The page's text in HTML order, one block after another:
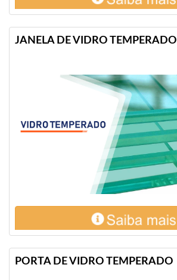
JANELA DE VIDRO TEMPERADO
PORTA DE VIDRO TEMPERADO